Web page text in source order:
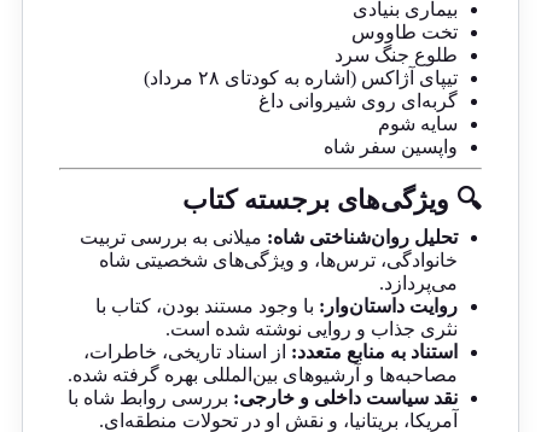
بیماری بنیادی
تخت طاووس
طلوع جنگ سرد
تیپای آژاکس (اشاره به کودتای ۲۸ مرداد)
گربه‌ای روی شیروانی داغ
سایه شوم
واپسین سفر شاه
🔍 ویژگی‌های برجسته کتاب
تحلیل روان‌شناختی شاه: میلانی به بررسی تربیت
خانوادگی، ترس‌ها، و ویژگی‌های شخصیتی شاه
می‌پردازد.
روایت داستان‌وار: با وجود مستند بودن، کتاب با
نثری جذاب و روایی نوشته شده است.
استناد به منابع متعدد: از اسناد تاریخی، خاطرات،
مصاحبه‌ها و آرشیوهای بین‌المللی بهره گرفته شده.
نقد سیاست داخلی و خارجی: بررسی روابط شاه با
آمریکا، بریتانیا، و نقش او در تحولات منطقه‌ای.